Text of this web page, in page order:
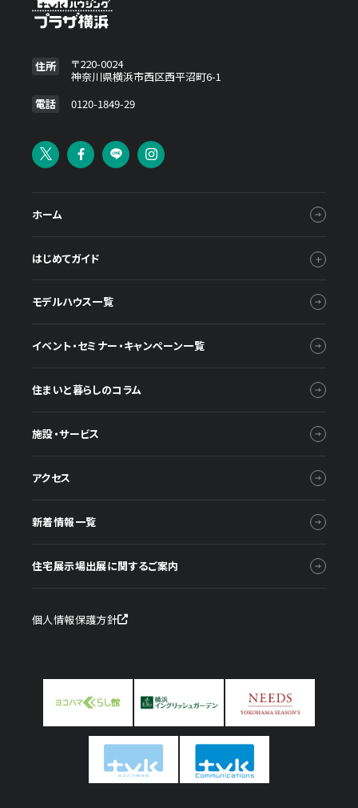
住所
〒220-0024
神奈川県横浜市西区西平沼町6-1
電話
0120-1849-29
ホーム
はじめてガイド
モデルハウス一覧
イベント・セミナー・キャンペーン一覧
住まいと暮らしのコラム
施設・サービス
アクセス
新着情報一覧
住宅展示場出展に関するご案内
個人情報保護方針